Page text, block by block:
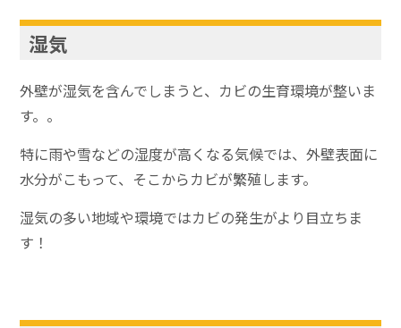
湿気
外壁が湿気を含んでしまうと、カビの生育環境が整いま
す。。
特に雨や雪などの湿度が高くなる気候では、外壁表面に
水分がこもって、そこからカビが繁殖します。
湿気の多い地域や環境ではカビの発生がより目立ちま
す！